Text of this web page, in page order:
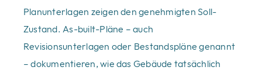
Planunterlagen zeigen den genehmigten Soll-
Zustand. As-built-Pläne – auch
Revisionsunterlagen oder Bestandspläne genannt
– dokumentieren, wie das Gebäude tatsächlich